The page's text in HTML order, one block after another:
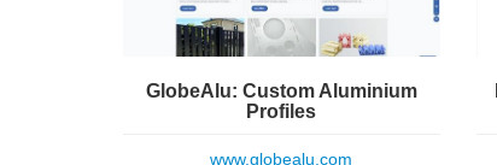
GlobeAlu: Custom Aluminium
Profiles
www.globealu.com